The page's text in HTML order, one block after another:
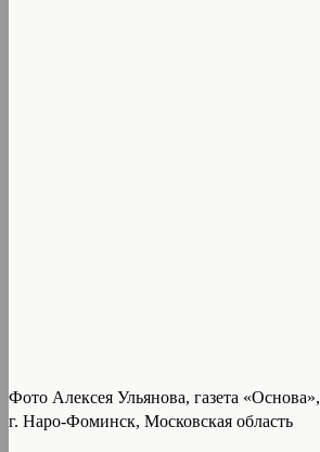
Фото Алексея Ульянова, газета «Основа»,
г. Наро-Фоминск, Московская область